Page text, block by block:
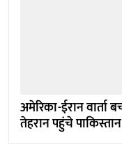
अमेरिका-ईरान
तेहरान पहुंचे